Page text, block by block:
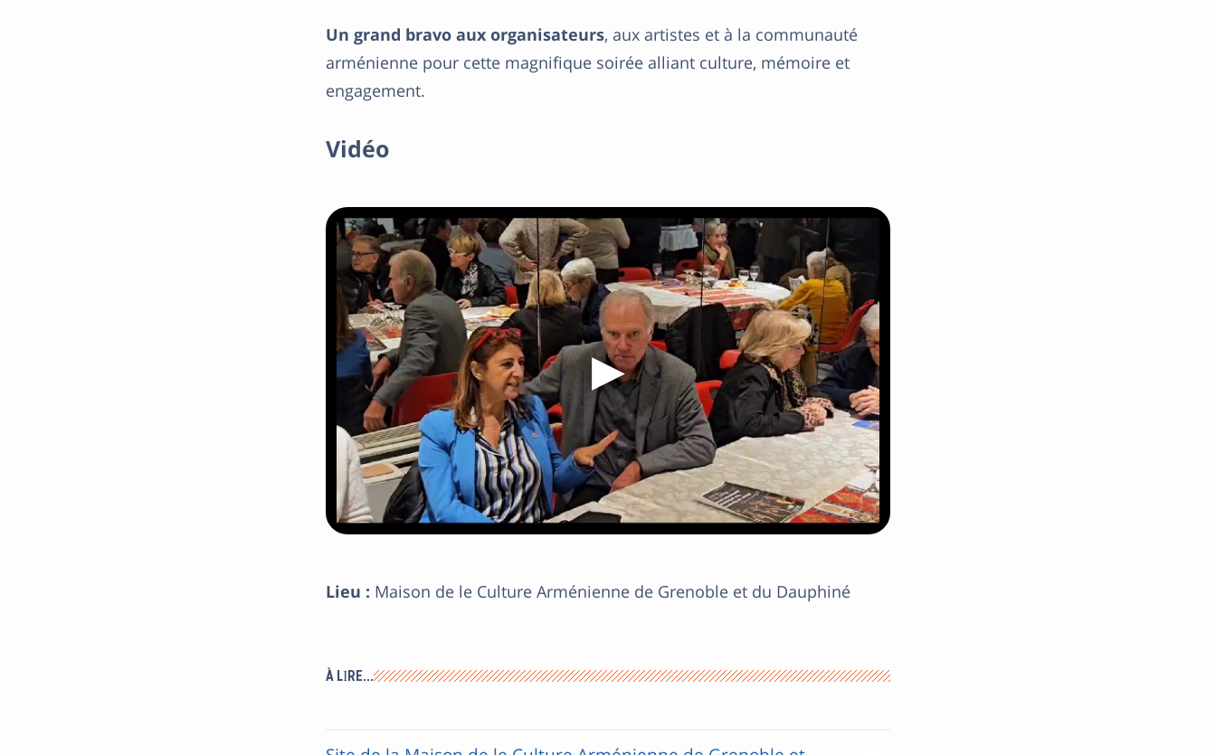
Un grand bravo aux organisateurs, aux artistes et à la communauté
arménienne pour cette magnifique soirée alliant culture, mémoire et
engagement.
Vidéo
▶
Lieu : Maison de le Culture Arménienne de Grenoble et du Dauphiné
À LIRE…